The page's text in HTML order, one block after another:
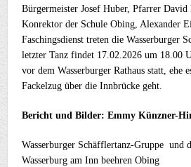
Bürgermeister Josef Huber, Pfarrer
Konrektor der Schule Obing, Alexander
Faschingsdienst treten die Wasserburger
letzter Tanz findet 17.02.2026 um 18.00
vor dem Wasserburger Rathaus statt, ehe
Fackelzug über die Innbrücke geht.
Bericht und Bilder: Emmy Künzner-
Wasserburger Schäfflertanz-Gruppe und
Wasserburg am Inn beehren Obing